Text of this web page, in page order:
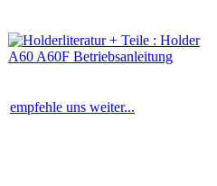
empfehle uns weiter...